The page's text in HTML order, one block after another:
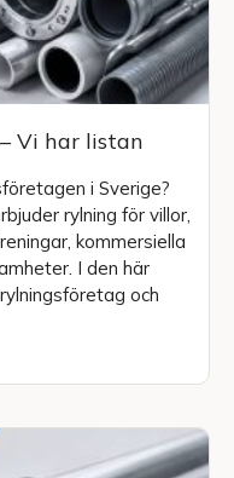
Vi har listan
i Sverige?
rylning för villor,
kommersiella
I den här
och